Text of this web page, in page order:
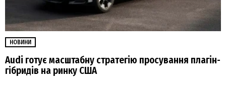
НОВИНИ
Audi готує масштабну стратегію просування плагін-
гібридів на ринку США